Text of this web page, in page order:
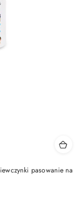
pasowanie na